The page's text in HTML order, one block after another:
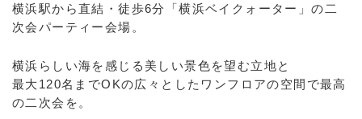
横浜駅から直結・徒歩6分「横浜ベイクォーター」の二
次会パーティー会場。
横浜らしい海を感じる美しい景色を望む立地と
最大120名までOKの広々としたワンフロアの空間で最高
の二次会を。